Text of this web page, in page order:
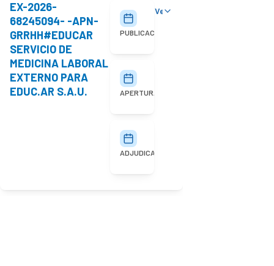
EX-2026-
68245094- -APN-
GRRHH#EDUCAR
SERVICIO DE
MEDICINA LABORAL
EXTERNO PARA
EDUC.AR S.A.U.
PUBLICACIÓN
20/07/2026
APERTURA
ADJUDICACIÓN
Ver detalles